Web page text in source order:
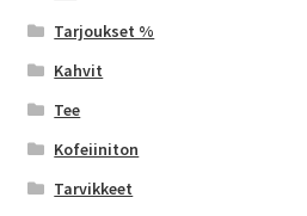
Tarjoukset %
Kahvit
Tee
Kofeiiniton
Tarvikkeet